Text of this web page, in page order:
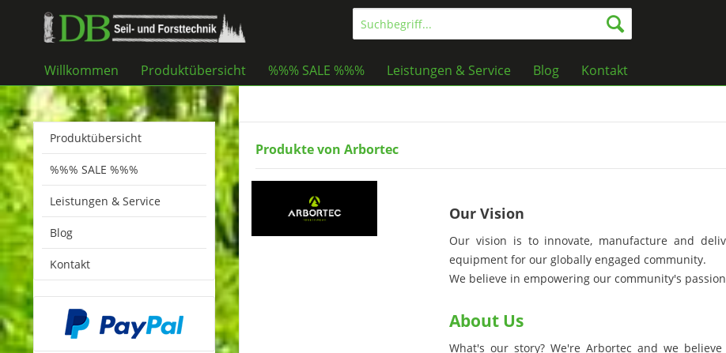
Willkommen Produktübersicht %%% SALE %%% Leistungen & Service Blog Kontakt
Produktübersicht
%%% SALE %%%
Leistungen & Service
Blog
Kontakt
Produkte von Arbortec
Our Vision
Our vision is to innovate, manufacture and
equipment for our globally engaged community.
We believe in empowering our community's
About Us
What's our story? We're Arbortec and we